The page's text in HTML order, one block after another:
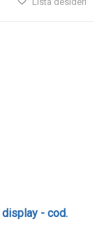
- cod.